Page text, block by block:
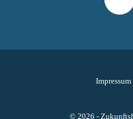
Impressum
© 2026 -